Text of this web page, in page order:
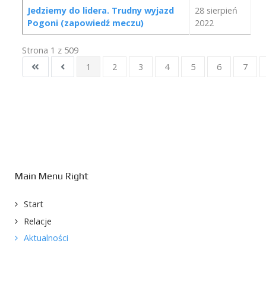
Jedziemy do lidera. Trudny wyjazd
Pogoni (zapowiedź meczu)
28 sierpień
2022
Strona 1 z 509
1
2 3 4 5 6 7
Main Menu Right
Start
Relacje
Aktualności